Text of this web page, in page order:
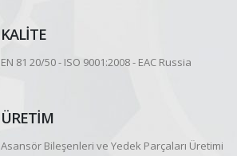
KALİTE
EN 81 20/50 - ISO 9001:2008 - EAC Russia
ÜRETİM
Asansör Bileşenleri ve Yedek Parçaları Üretimi